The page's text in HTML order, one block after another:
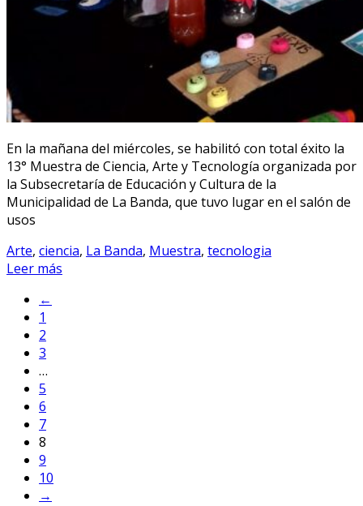
En la mañana del miércoles, se habilitó con total éxito la
13° Muestra de Ciencia, Arte y Tecnología organizada por
la Subsecretaría de Educación y Cultura de la
Municipalidad de La Banda, que tuvo lugar en el salón de
usos
Arte, ciencia, La Banda, Muestra, tecnologia
Leer más
←
1
2
3
…
5
6
7
8
9
10
→